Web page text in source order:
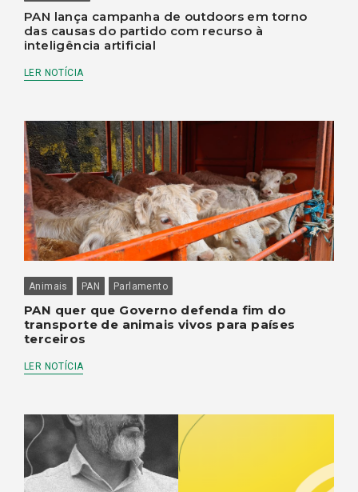
PAN lança campanha de outdoors em torno
das causas do partido com recurso à
inteligência artificial
LER NOTÍCIA
Animais PAN Parlamento
PAN quer que Governo defenda fim do
transporte de animais vivos para países
terceiros
LER NOTÍCIA